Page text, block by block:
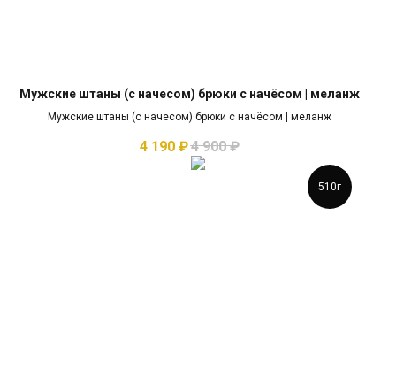
Мужские штаны (c начесом) брюки с начёсом | меланж
Мужские штаны (c начесом) брюки с начёсом | меланж
4 190 ₽4 900 ₽
510г